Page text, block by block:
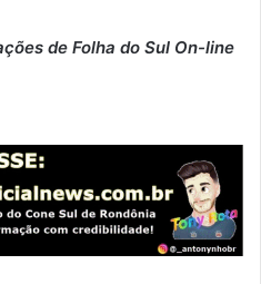
de Folha do Sul On-line